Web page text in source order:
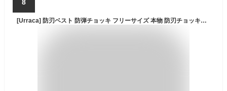
8
[Urraca] 防刃ベスト 防弾チョッキ フリーサイズ 本物 防刃チョッキフリ よろい 耐刃ベスト ーサイズ 切れない 力ポリエチレン繊維使用 セーフティーベスト警備 警護 護身 セキュリティガード